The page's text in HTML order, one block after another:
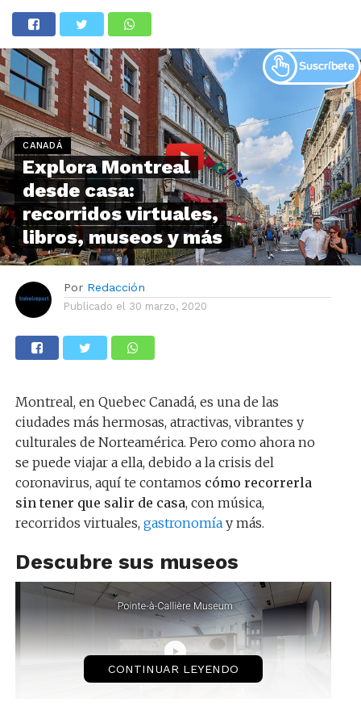
CANADÁ
Explora Montreal
desde casa:
recorridos virtuales,
libros, museos y más
Por Redacción
Publicado el 30 marzo, 2020
Montreal, en Quebec Canadá, es una de las
ciudades más hermosas, atractivas, vibrantes y
culturales de Norteamérica. Pero como ahora no
se puede viajar a ella, debido a la crisis del
coronavirus, aquí te contamos cómo recorrerla
sin tener que salir de casa, con música,
recorridos virtuales, gastronomíay más.
Descubre sus museos
CONTINUAR LEYENDO